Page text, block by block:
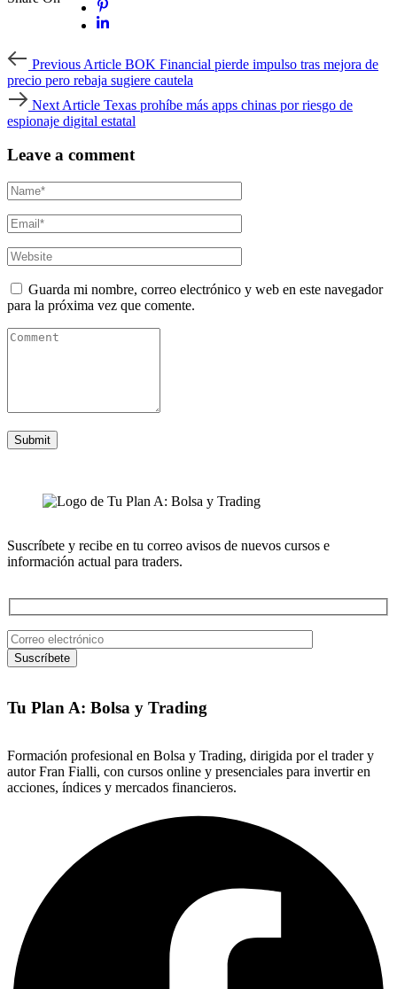
Previous
ArticlePrevious Article BOK Financial pierde impulso tras mejora de
precio pero rebaja sugiere cautela
Next
ArticleNext Article Texas prohíbe más apps chinas por riesgo de
espionaje digital estatal
Leave a comment
Guarda mi nombre, correo electrónico y web en este navegador
para la próxima vez que comente.
Suscríbete y recibe en tu correo avisos de nuevos cursos e
información actual para traders.
Tu Plan A: Bolsa y Trading
Formación profesional en Bolsa y Trading, dirigida por el trader y
autor Fran Fialli, con cursos online y presenciales para invertir en
acciones, índices y mercados financieros.